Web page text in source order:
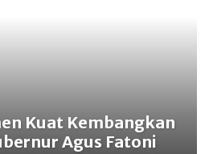
Kuat Kembangkan
Agus Fatoni